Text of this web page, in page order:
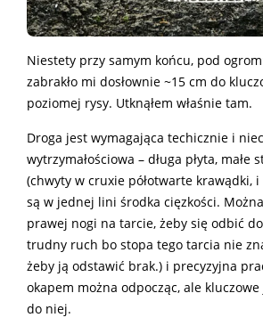
Niestety przy samym końcu, pod
zabrakło mi dosłownie ~15 cm do
poziomej rysy. Utknąłem właśnie tam.
Droga jest wymagająca techicznie i
wytrzymałościowa – długa płyta, małe
(chwyty w cruxie półotwarte krawądki,
są w jednej lini środka cięzkości.
prawej nogi na tarcie, żeby się odbić
trudny ruch bo stopa tego tarcia nie
żeby ją odstawić brak.) i precyzyjna
okapem można odpocząc, ale
do niej.